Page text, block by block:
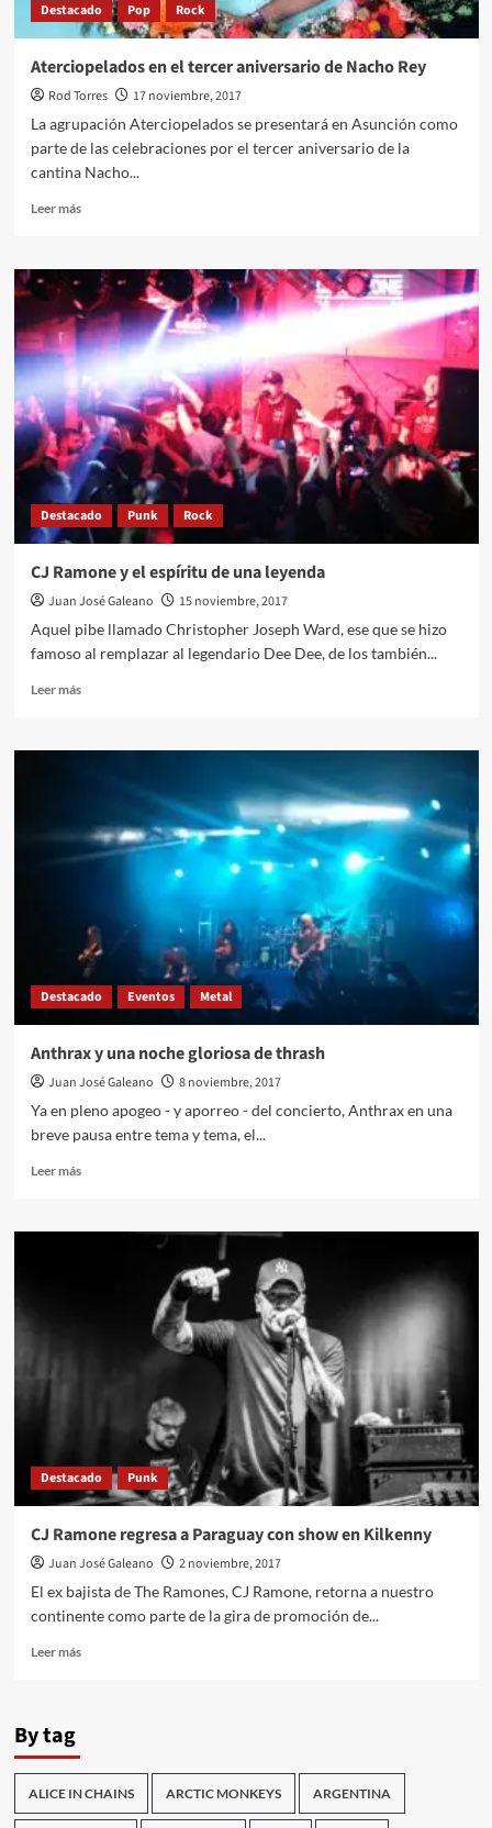
Destacado Pop Rock
Aterciopelados en el tercer aniversario de Nacho Rey
Rod Torres
17 noviembre, 2017
La agrupación Aterciopelados se presentará en Asunción como
parte de las celebraciones por el tercer aniversario de la
cantina Nacho...
Leer másLeer
Aterciopelados
en
el
tercer
aniversario
de
Nacho
Rey
Destacado Punk Rock
CJ Ramone y el espíritu de una leyenda
Juan José Galeano
15 noviembre, 2017
Aquel pibe llamado Christopher Joseph Ward, ese que se hizo
famoso al remplazar al legendario Dee Dee, de los también...
Leer másLeer
CJ
espíritu
de
Destacado Eventos Metal
Anthrax y una noche gloriosa de thrash
Juan José Galeano
8 noviembre, 2017
Ya en pleno apogeo - y aporreo - del concierto, Anthrax en una
breve pausa entre tema y tema, el...
Leer másLeer
Anthrax
Destacado Punk
CJ Ramone regresa a Paraguay con show en Kilkenny
Juan José Galeano
2 noviembre, 2017
El ex bajista de The Ramones, CJ Ramone, retorna a nuestro
continente como parte de la gira de promoción de...
Leer másLeer
regresa
a
Paraguay
con
By tag
ALICE IN CHAINS ARCTIC MONKEYS ARGENTINA